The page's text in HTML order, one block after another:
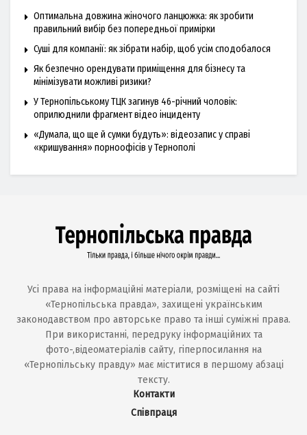
Оптимальна довжина жіночого ланцюжка: як зробити
правильний вибір без попередньої примірки
Суші для компанії: як зібрати набір, щоб усім сподобалося
Як безпечно орендувати приміщення для бізнесу та
мінімізувати можливі ризики?
У Тернопільському ТЦК загинув 46-річний чоловік:
оприлюднили фрагмент відео інциденту
«Думала, що ще й сумки будуть»: відеозапис у справі
«кришування» порноофісів у Тернополі
Усі права на інформаційні матеріали, розміщені на сайті
«Тернопільська правда», захищені українським
законодавством про авторське право та інші суміжні права.
При використанні, передруку інформаційних та
фото-,відеоматеріалів сайту, гіперпосилання на
«Тернопільську правду» має міститися в першому абзаці
тексту.
Контакти
Співпраця